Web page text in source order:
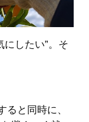
にしたい”。そ
ると同時に、